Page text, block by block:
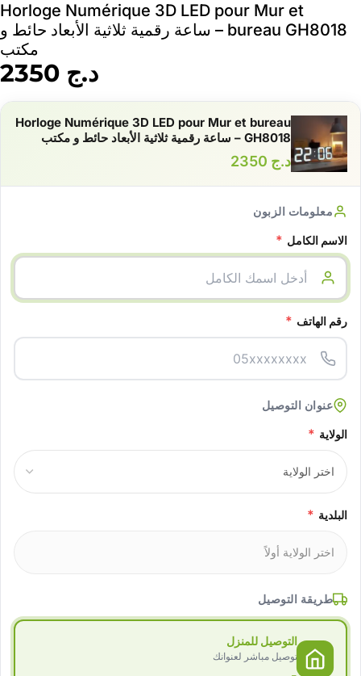
Horloge Numérique 3D LED pour Mur et
bureau GH8018 – ساعة رقمية ثلاثية الأبعاد حائط و
مكتب
د.ج
Horloge Numérique 3D LED pour Mur et bureau
GH8018 – ساعة رقمية ثلاثية الأبعاد حائط و مكتب
د.ج
معلومات الزبون
الاسم الكامل *
رقم الهاتف *
عنوان التوصيل
الولاية *
البلدية *
طريقة التوصيل
التوصيل للمنزل
توصيل مباشر لعنوانك